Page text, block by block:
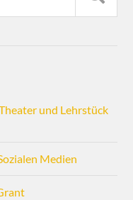
und Lehrstück
Medien